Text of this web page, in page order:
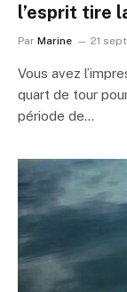
l’esprit tire
Par Marine 21
Vous avez
quart de tour
période de…